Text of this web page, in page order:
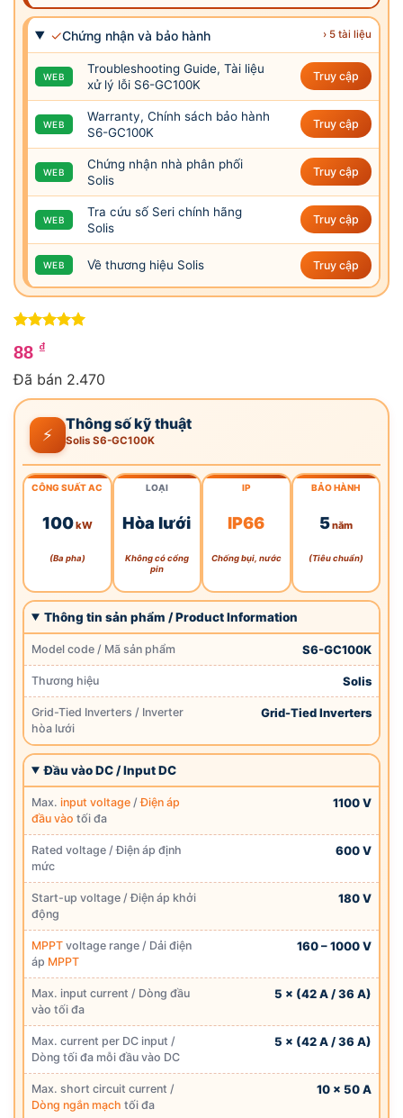
✓Chứng nhận và bảo hành › 5 tài liệu
WEB
Troubleshooting Guide, Tài liệu
xử lý lỗi S6-GC100K
Truy cập
WEB
Warranty, Chính sách bảo hành
S6-GC100K
Truy cập
WEB
Chứng nhận nhà phân phối
Solis
Truy cập
WEB
Tra cứu số Seri chính hãng
Solis
Truy cập
WEB Về thương hiệu Solis Truy cập
trên 5
dựa trên
88 ₫
Đã bán 2.470
⚡
Thông số kỹ thuật
Solis S6-GC100K
CÔNG SUẤTAC
100kW
(Ba pha)
LOẠI
Hòa lưới
Không có cổng
pin
IP
IP66
Chống bụi, nước
BẢO HÀNH
5năm
(Tiêu chuẩn)
Thông tin sản phẩm / Product Information
Model code / Mã sản phẩm S6-GC100K
Thương hiệu Solis
Grid-Tied Inverters / Inverter
hòa lưới
Grid-Tied Inverters
Đầu vào DC / Input DC
Max. input voltage /Điện áp
đầu vào tối đa
1100 V
Rated voltage / Điện áp định
mức
600 V
Start-up voltage / Điện áp khởi
động
180 V
MPPT voltage range / Dải điện
áp MPPT
160 – 1000 V
Max. input current / Dòng đầu
vào tối đa
5 × (42 A / 36 A)
Max. current per DC input /
Dòng tối đa mỗi đầu vào DC
5 × (42 A / 36 A)
Max. short circuit current /
Dòng ngắn mạch tối đa
10 × 50 A